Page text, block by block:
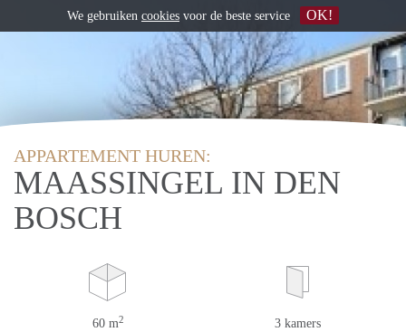
APPARTEMENT HUREN:
MAASSINGEL IN DEN
BOSCH
60 m2 3 kamers
We gebruiken cookies voor de beste service OK!